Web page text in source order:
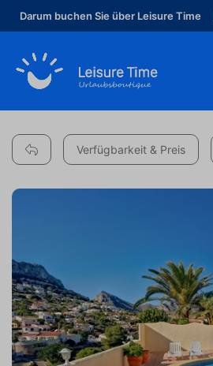
Darum buchen Sie über Leisure Time
Verfügbarkeit & Preis